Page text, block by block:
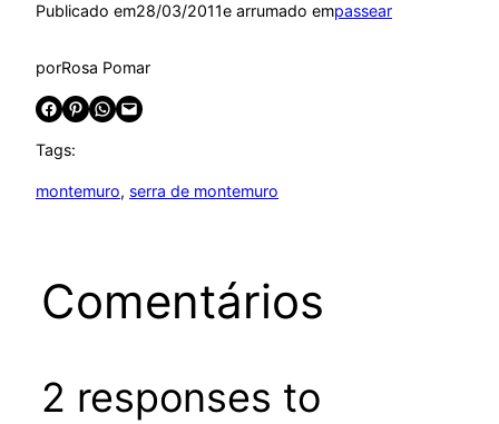
Publicado em28/03/2011e arrumado empassear
porRosa Pomar
Share on Facebook Share on Pinterest Share on WhatsApp Email this Page
Tags:
montemuro, serra de montemuro
Comentários
2 responses to